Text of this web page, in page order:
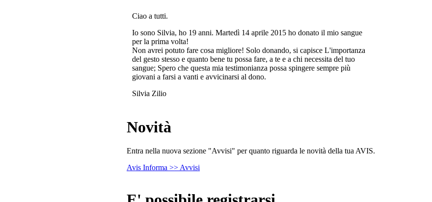
Ciao a tutti.
Io sono Silvia, ho 19 anni. Martedì 14 aprile 2015 ho donato il mio sangue
per la prima volta!
Non avrei potuto fare cosa migliore! Solo donando, si capisce L'importanza
del gesto stesso e quanto bene tu possa fare, a te e a chi necessita del tuo
sangue; Spero che questa mia testimonianza possa spingere sempre più
giovani a farsi a vanti e avvicinarsi al dono.
Silvia Zilio
Novità
Entra nella nuova sezione "Avvisi" per quanto riguarda le novità della tua AVIS.
Avis Informa >> Avvisi